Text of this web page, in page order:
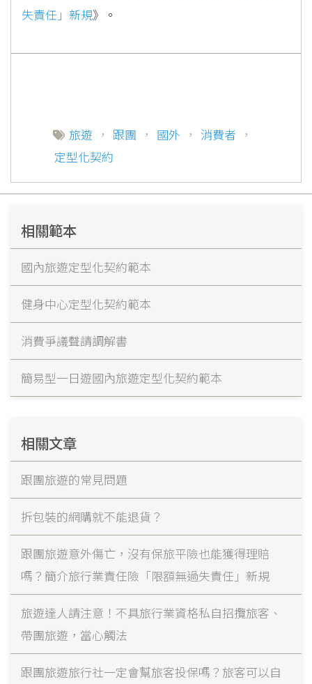
失責任」新規》。
旅遊 ， 跟團 ， 國外 ， 消費者 ，
定型化契約
相關範本
國內旅遊定型化契約範本
健身中心定型化契約範本
消費爭議聲請調解書
簡易型一日遊國內旅遊定型化契約範本
相關文章
跟團旅遊的常見問題
拆包裝的網購就不能退貨？
跟團旅遊意外傷亡，沒有保旅平險也能獲得理賠
嗎？簡介旅行業責任險「限額無過失責任」新規
旅遊達人請注意！不具旅行業資格私自招攬旅客、
帶團旅遊，當心觸法
跟團旅遊旅行社一定會幫旅客投保嗎？旅客可以自